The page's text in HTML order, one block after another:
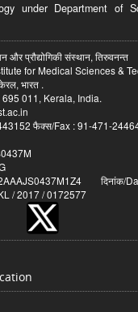
under Department of
और प्रौद्योगिकी संस्थान, तिरुवनन्त
for Medical Sciences &
भारत .
011, Kerala, India.
फैक्स/Fax : 91-471-
दिनांक/
/ 2017 / 0172577